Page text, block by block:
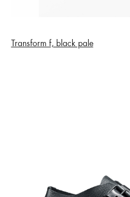
Transform f, black pale